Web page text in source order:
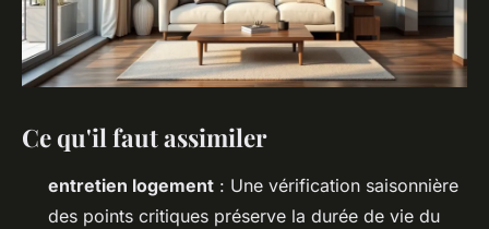
Ce qu'il faut assimiler
entretien logement : Une vérification saisonnière
des points critiques préserve la durée de vie du